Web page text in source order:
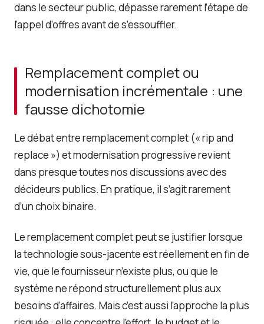
dans le secteur public, dépasse rarement l’étape de
l’appel d’offres avant de s’essouffler.
Remplacement complet ou
modernisation incrémentale : une
fausse dichotomie
Le débat entre remplacement complet (« rip and
replace ») et modernisation progressive revient
dans presque toutes nos discussions avec des
décideurs publics. En pratique, il s’agit rarement
d’un choix binaire.
Le remplacement complet peut se justifier lorsque
la technologie sous-jacente est réellement en fin de
vie, que le fournisseur n’existe plus, ou que le
système ne répond structurellement plus aux
besoins d’affaires. Mais c’est aussi l’approche la plus